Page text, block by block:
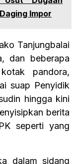
Impor
Tanjungbalai
dan beberapa
pandora,
suap Penyidik
hingga kini
berita
seperti yang
dalam sidang